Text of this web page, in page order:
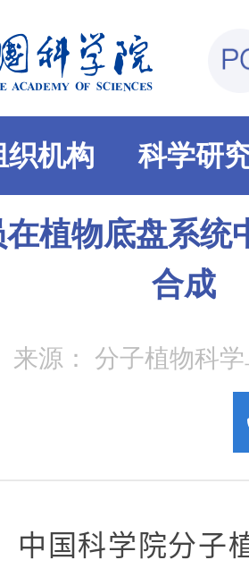
织机构 科学研
植物底盘系统
合成
来源： 分子植物科
中国科学院分子